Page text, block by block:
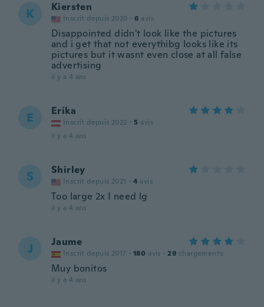
K Kiersten
Inscrit depuis 2020 · 6 avis
Disappointed didn't look like the pictures
and i get that not everythibg looks like its
pictures but it wasnt even close at all false
advertising
il y a 4 ans
E Erika
Inscrit depuis 2022 · 5 avis
il y a 4 ans
S Shirley
Inscrit depuis 2021 · 4 avis
Too large 2x I need lg
il y a 4 ans
J Jaume
Inscrit depuis 2017 · 180 avis · 29 chargements
Muy bonitos
il y a 4 ans